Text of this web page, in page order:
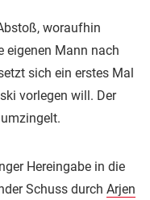
woraufhin
eigenen Mann nach
sich ein erstes Mal
vorlegen will. Der
Hereingabe in die
Schuss durch Arjen